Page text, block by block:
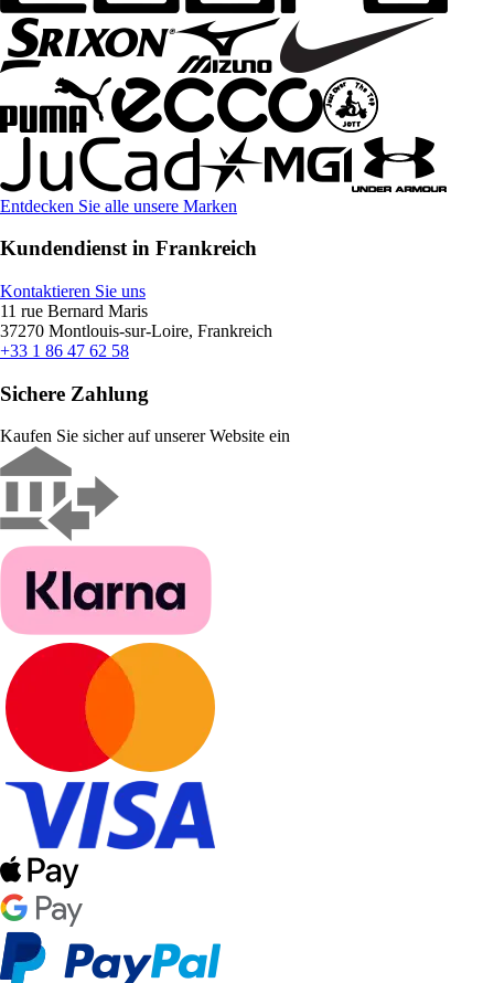
Entdecken Sie alle unsere Marken
Kundendienst in Frankreich
Kontaktieren Sie uns
11 rue Bernard Maris
37270 Montlouis-sur-Loire, Frankreich
+33 1 86 47 62 58
Sichere Zahlung
Kaufen Sie sicher auf unserer Website ein